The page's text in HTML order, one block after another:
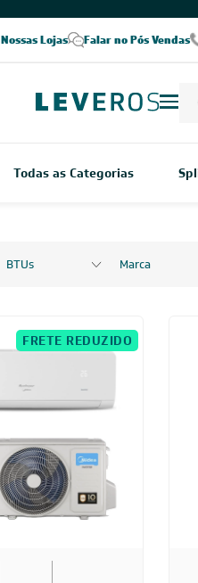
Nossas Lojas Falar no Pós Vendas
Todas as Categorias
BTUs Marca
FRETE REDUZIDO